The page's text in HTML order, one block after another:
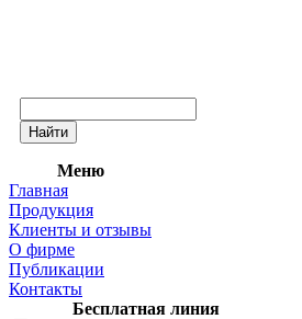
Меню
Главная
Продукция
Клиенты и отзывы
О фирме
Публикации
Контакты
Бесплатная линия